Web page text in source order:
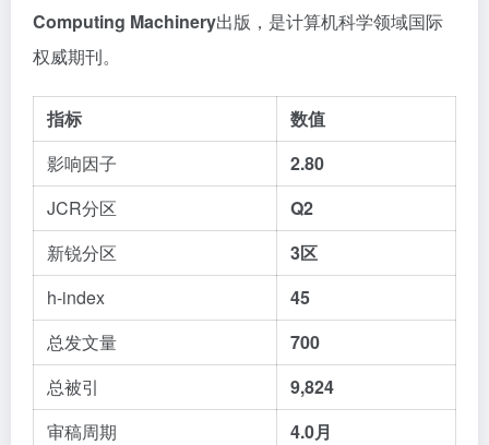
Computing Machinery出版，是计算机科学领域国际
权威期刊。
指标
数值
影响因子
2.80
JCR分区
Q2
新锐分区
3区
h-index
45
总发文量
700
总被引
9,824
审稿周期
4.0月